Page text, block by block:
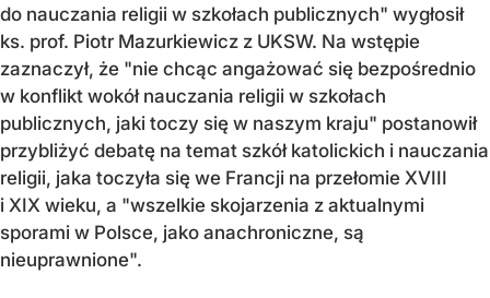
do nauczania religii w szkołach publicznych" wygłosił
ks. prof. Piotr Mazurkiewicz z UKSW. Na wstępie
zaznaczył, że "nie chcąc angażować się bezpośrednio
w konflikt wokół nauczania religii w szkołach
publicznych, jaki toczy się w naszym kraju" postanowił
przybliżyć debatę na temat szkół katolickich i nauczania
religii, jaka toczyła się we Francji na przełomie XVIII
i XIX wieku, a "wszelkie skojarzenia z aktualnymi
sporami w Polsce, jako anachroniczne, są
nieuprawnione".